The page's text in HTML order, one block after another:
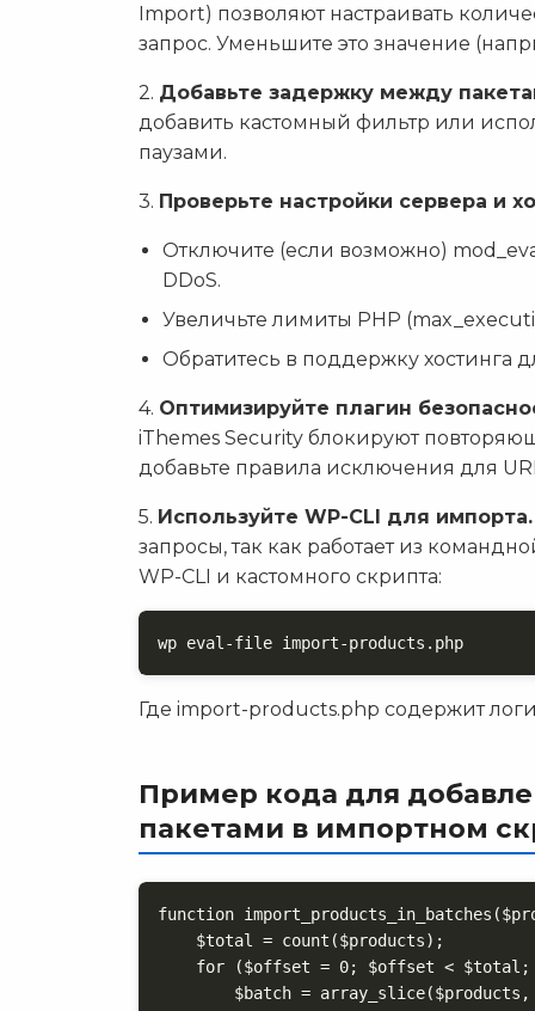
Import) позволяют настраивать
запрос. Уменьшите это значение
2. Добавьте задержку между
добавить кастомный фильтр или
паузами.
3. Проверьте настройки сервера и
Отключите (если возможно)
DDoS.
Увеличьте лимиты PHP
Обратитесь в поддержку хостинга
4. Оптимизируйте плагин
iThemes Security блокируют
добавьте правила исключения для
5. Используйте WP-CLI для импорта.
запросы, так как работает из
WP-CLI и кастомного скрипта:
wp eval-file import-products.php
Где import-products.php содержит
Пример кода для
пакетами в импортном
function